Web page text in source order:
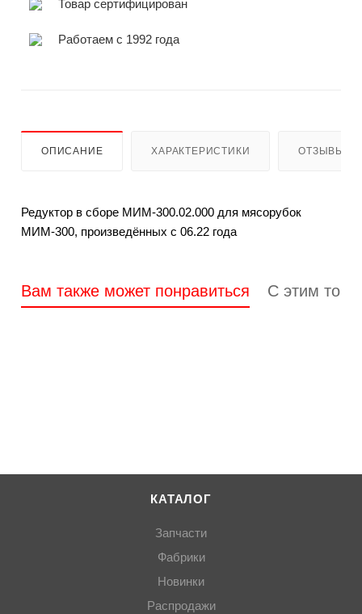
Товар сертифицирован
Работаем с 1992 года
ОПИСАНИЕ ХАРАКТЕРИСТИКИ ОТЗЫВЫ
Редуктор в сборе МИМ-300.02.000 для мясорубок
МИМ-300, произведённых с 06.22 года
Вам также может понравиться С этим
КАТАЛОГ
Запчасти
Фабрики
Новинки
Распродажи